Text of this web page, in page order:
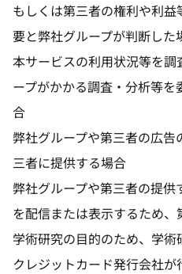
もしくは第三者の権利や利
要と弊社グループが判断した
本サービスの利用状況等を
ープがかかる調査・分析等
合
弊社グループや第三者の広
三者に提供する場合
弊社グループや第三者の提
を配信または表示するため
学術研究の目的のため、学
クレジットカード発行会社